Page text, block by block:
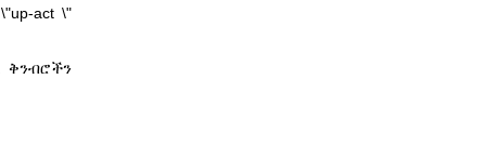
act \"
ቅንብሮችን